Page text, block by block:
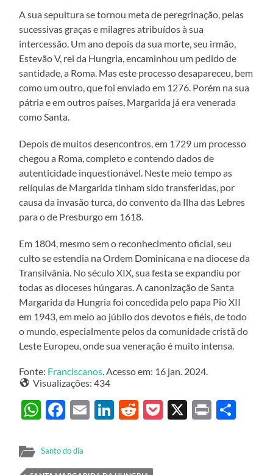
A sua sepultura se tornou meta de peregrinação, pelas
sucessivas graças e milagres atribuídos à sua
intercessão. Um ano depois da sua morte, seu irmão,
Estevão V, rei da Hungria, encaminhou um pedido de
santidade, a Roma. Mas este processo desapareceu, bem
como um outro, que foi enviado em 1276. Porém na sua
pátria e em outros países, Margarida já era venerada
como Santa.
Depois de muitos desencontros, em 1729 um processo
chegou a Roma, completo e contendo dados de
autenticidade inquestionável. Neste meio tempo as
relíquias de Margarida tinham sido transferidas, por
causa da invasão turca, do convento da Ilha das Lebres
para o de Presburgo em 1618.
Em 1804, mesmo sem o reconhecimento oficial, seu
culto se estendia na Ordem Dominicana e na diocese da
Transilvânia. No século XIX, sua festa se expandiu por
todas as dioceses húngaras. A canonização de Santa
Margarida da Hungria foi concedida pelo papa Pio XII
em 1943, em meio ao júbilo dos devotos e fiéis, de todo
o mundo, especialmente pelos da comunidade cristã do
Leste Europeu, onde sua veneração é muito intensa.
Fonte: Franciscanos . Acesso em: 16 jan. 2024.
Visualizações: 434
WhatsApp
Facebook
EmailLinkedIn
Reddit
Pocket
X Print
Santo do dia